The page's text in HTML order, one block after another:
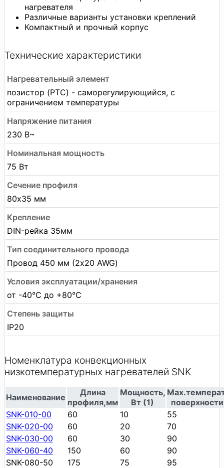
нагревателя
Различные варианты установки креплений
Компактный и прочный корпус
Технические характеристики
Нагревательный элемент
позистор (PTC) - саморегулирующийся, с
ограничением температуры
Напряжение питания
230 В~
Номинальная мощность
75 Вт
Сечение профиля
80х35 мм
Крепление
DIN-рейка 35мм
Тип соединительного провода
Провод 450 мм (2х20 AWG)
Условия эксплуатации/хранения
от -40°С до +80°С
Степень защиты
IP20
Номенклатура конвекционных
низкотемпературных нагревателей SNK
Наименование
Длина
профиля,мм
Мощность,
Вт (1)
SNK-010-00
60 10
55
SNK-020-00
60 20
70
SNK-030-00
60 30
90
SNK-060-40
150 60
90
SNK-080-50
175 75
95